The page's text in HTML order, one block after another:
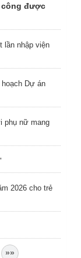
công được
lần nhập viện
Dự án
phụ nữ mang
2026 cho trẻ
»»